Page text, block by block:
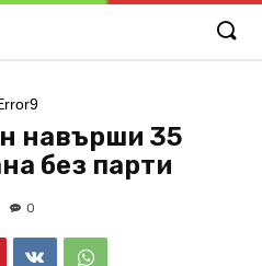
навърши 35
без парти
0